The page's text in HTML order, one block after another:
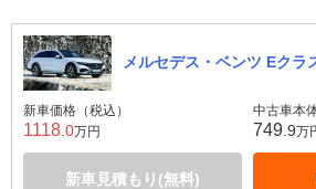
メルセデス・ベンツ Eクラ
新車価格（税込）
1118 .0万円
新車見積もり(無料)
中古車本
749 .9万